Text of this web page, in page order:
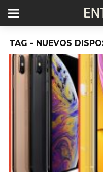
TAG - NUEVOS